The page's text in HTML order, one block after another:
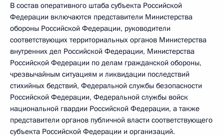
В состав оперативного штаба субъекта Российской
Федерации включаются представители Министерства
обороны Российской Федерации, руководители
соответствующих территориальных органов Министерства
внутренних дел Российской Федерации, Министерства
Российской Федерации по делам гражданской обороны,
чрезвычайным ситуациям и ликвидации последствий
стихийных бедствий, Федеральной службы безопасности
Российской Федерации, Федеральной службы войск
национальной гвардии Российской Федерации, а также
представители органов публичной власти соответствующего
субъекта Российской Федерации и организаций.